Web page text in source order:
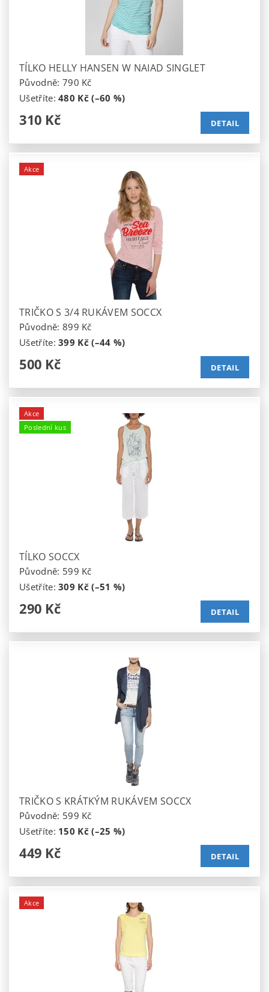
TÍLKO HELLY HANSEN W NAIAD SINGLET
Původně: 790 Kč
Ušetříte:480 Kč (–60 %)
310 Kč DETAIL
Akce
TRIČKO S 3/4 RUKÁVEM SOCCX
Původně: 899 Kč
Ušetříte:399 Kč (–44 %)
500 Kč DETAIL
Akce
Poslední kus
TÍLKO SOCCX
Původně: 599 Kč
Ušetříte:309 Kč (–51 %)
290 Kč DETAIL
TRIČKO S KRÁTKÝM RUKÁVEM SOCCX
Původně: 599 Kč
Ušetříte: 150 Kč (–25 %)
449 Kč DETAIL
Akce